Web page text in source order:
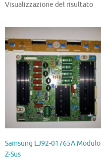
Visualizzazione del risultato
Samsung LJ92-01765A Modulo
Z-Sus